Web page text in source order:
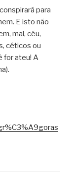
para
E isto não
mal, céu,
céticos ou
for ateu! A